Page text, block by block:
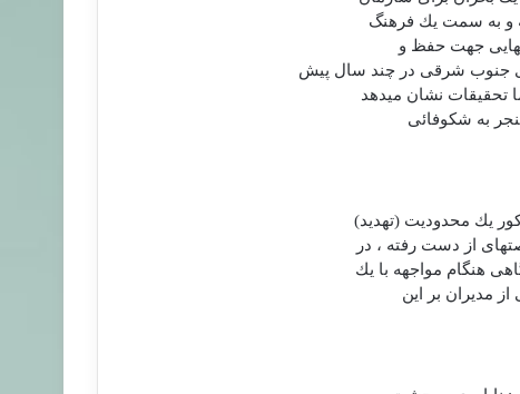
و به سمت یك فرهنگ
جهت حفظ و
جنوب شرقی در چند سال پیش
تحقیقات نشان می‏دهد
به شكوفائی
یك محدودیت (تهدید)
از دست رفته ، در
هنگام مواجهه با یك
مدیران بر این